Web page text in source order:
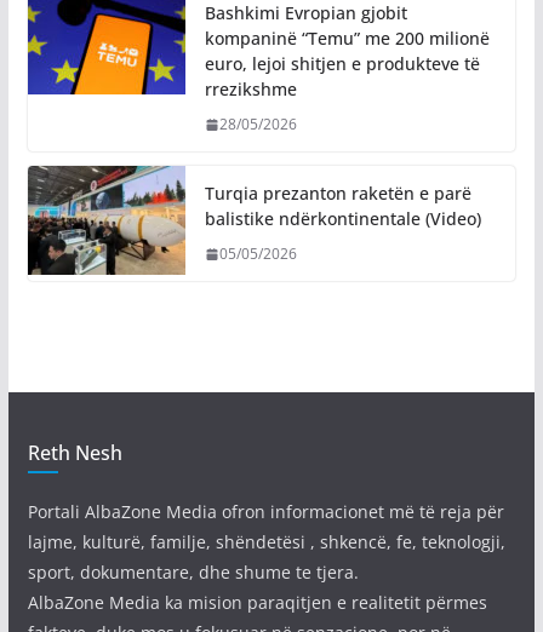
Bashkimi Evropian gjobit
kompaninë “Temu” me 200 milionë
euro, lejoi shitjen e produkteve të
rrezikshme
28/05/2026
Turqia prezanton raketën e parë
balistike ndërkontinentale (Video)
05/05/2026
Reth Nesh
Portali AlbaZone Media ofron informacionet më të reja për
lajme, kulturë, familje, shëndetësi , shkencë, fe, teknologji,
sport, dokumentare, dhe shume te tjera.
AlbaZone Media ka mision paraqitjen e realitetit përmes